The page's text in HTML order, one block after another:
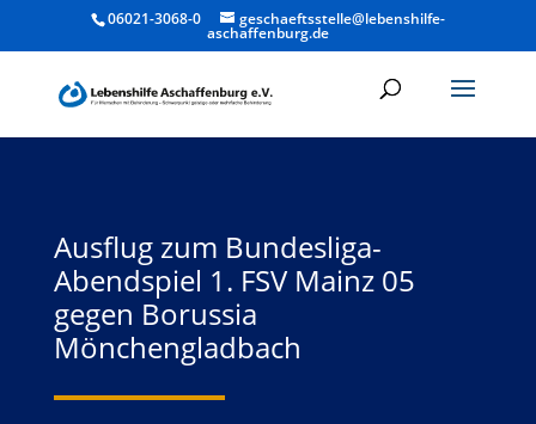
06021-3068-0 geschaeftsstelle@lebenshilfe-
aschaffenburg.de
Ausflug zum Bundesliga-
Abendspiel 1. FSV Mainz 05
gegen Borussia
Mönchengladbach